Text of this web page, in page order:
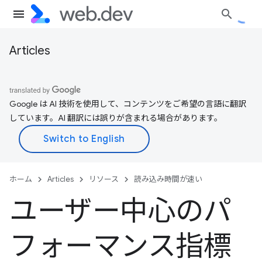
Articles
Google は AI 技術を使用して、コンテンツをご希望の言語に翻訳
しています。AI 翻訳には誤りが含まれる場合があります。
ホーム Articles リソース 読み込み時間が速い
ユーザー中心のパ
フォーマンス指標